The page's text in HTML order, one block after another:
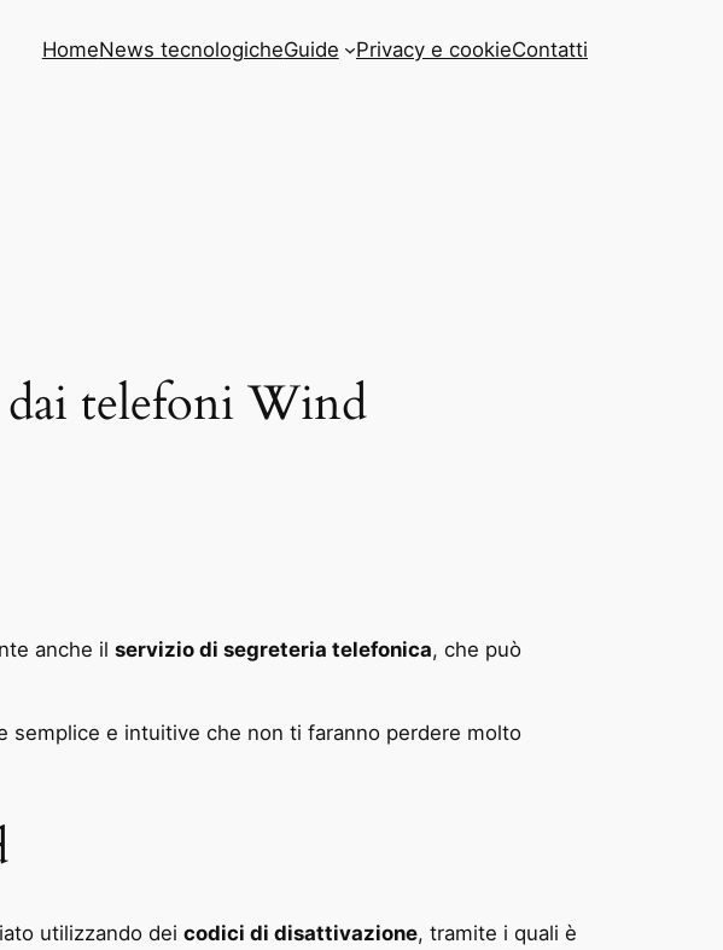
HomeNews tecnologicheGuide Privacy e cookieContatti
dai telefoni Wind
anche il servizio di segreteria telefonica, che può
semplice e intuitive che non ti faranno perdere molto
utilizzando dei codici di disattivazione, tramite i quali è